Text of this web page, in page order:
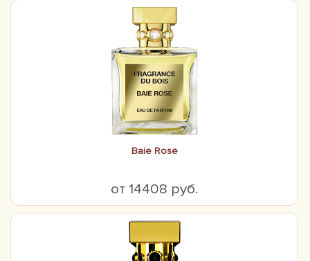
Baie Rose
от 14408 руб.